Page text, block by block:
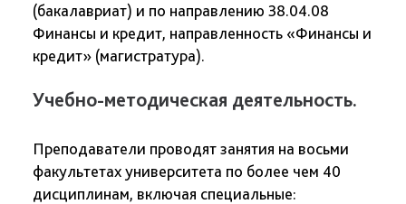
(бакалавриат) и по направлению 38.04.08
Финансы и кредит, направленность «Финансы и
кредит» (магистратура).
Учебно-методическая деятельность.
Преподаватели проводят занятия на восьми
факультетах университета по более чем 40
дисциплинам, включая специальные: